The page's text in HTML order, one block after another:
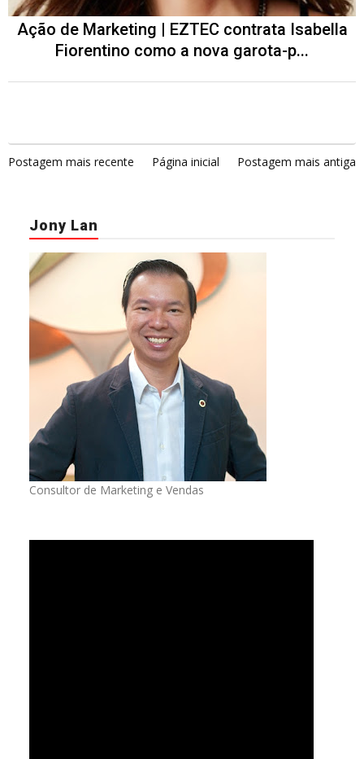
Ação de Marketing | EZTEC contrata Isabella
Fiorentino como a nova garota-p...
Postagem mais recente Página inicial Postagem mais antiga
Jony Lan
Consultor de Marketing e Vendas